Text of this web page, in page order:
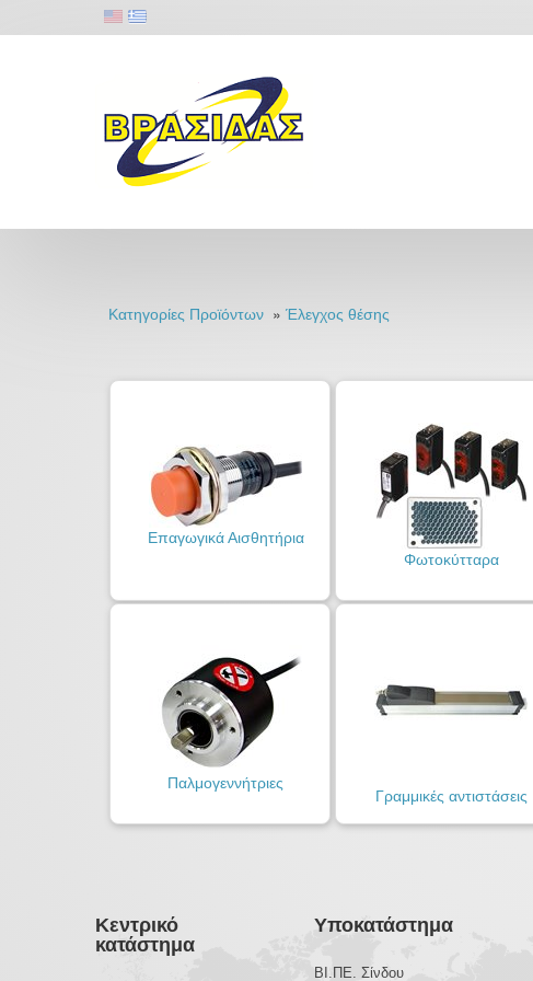
Κατηγορίες Προϊόντων » Έλεγχος θέσης
Επαγωγικά Αισθητήρια
Φωτοκύτταρα
Παλμογεννήτριες
Γραμμικές αντιστάσεις
Κεντρικό
κατάστημα
Υποκατάστημα
ΒΙ.ΠΕ. Σίνδου